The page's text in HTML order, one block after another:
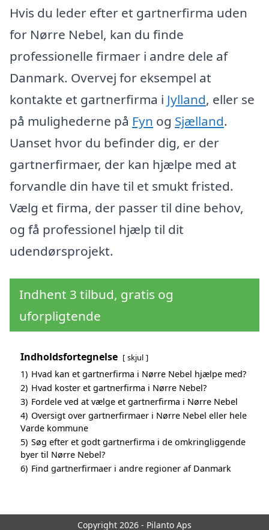
Hvis du leder efter et gartnerfirma uden
for Nørre Nebel, kan du finde
professionelle firmaer i andre dele af
Danmark. Overvej for eksempel at
kontakte et gartnerfirma i Jylland, eller se
på mulighederne på Fyn og Sjælland.
Uanset hvor du befinder dig, er der
gartnerfirmaer, der kan hjælpe med at
forvandle din have til et smukt fristed.
Vælg et firma, der passer til dine behov,
og få professionel hjælp til dit
udendørsprojekt.
Indhent 3 tilbud, gratis og
uforpligtende
Indholdsfortegnelse skjul
1) Hvad kan et gartnerfirma i Nørre Nebel hjælpe med?
2) Hvad koster et gartnerfirma i Nørre Nebel?
3) Fordele ved at vælge et gartnerfirma i Nørre Nebel
4) Oversigt over gartnerfirmaer i Nørre Nebel eller hele
Varde kommune
5) Søg efter et godt gartnerfirma i de omkringliggende
byer til Nørre Nebel?
6) Find gartnerfirmaer i andre regioner af Danmark
Copyright 2026 - Pilanto Aps